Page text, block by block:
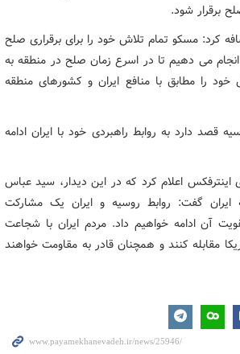
برقرار شود.
کرد: مسکو تمام تلاش خود را برای برقراری صلح
انجام می دهیم تا در اسرع زمان صلح در منطقه به
را مطابق با منافع ایران و کشورهای منطقه
دارد به روابط راهبردی خود با ایران ادامه
اینترفکس اعلام کرد که در این دیدار، سید عباس
ایران گفت: روابط روسیه و ایران یک مشارکت
آن ادامه خواهیم داد. مردم ایران با شجاعت
مقابله کنند و همچنان قادر به مقاومت خواهند